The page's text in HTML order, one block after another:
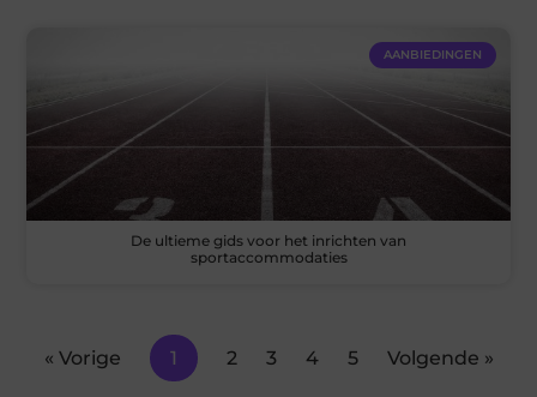
AANBIEDINGEN
De ultieme gids voor het inrichten van
sportaccommodaties
« Vorige 1 2 3 4 5 Volgende »